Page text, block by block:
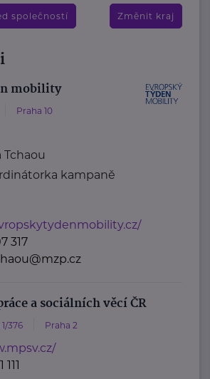
společností Změnit kraj
mobility
Praha 10
Tchaou
kampaně
317
a sociálních věcí ČR
376 Praha 2